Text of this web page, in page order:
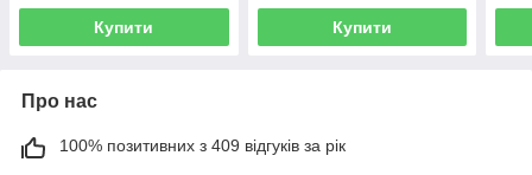
Купити Купити
Про нас
100% позитивних з 409 відгуків за рік